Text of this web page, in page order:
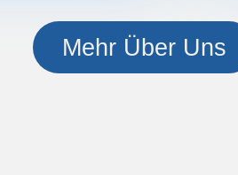
Mehr Über Uns